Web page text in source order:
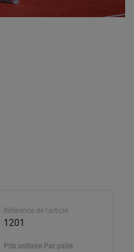
Référence de l'article
1201
Prix unitaire Par paire